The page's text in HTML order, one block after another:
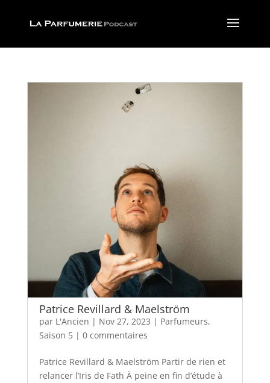
Patrice Revillard & Maelström
par L'Ancien | Nov 27, 2023 | Parfumeurs,
Saison 5| 0 commentaires
Patrice Revillard & Maelström Partir de rien et
relancer l’Iris de Fath À peine en fin d’étude à